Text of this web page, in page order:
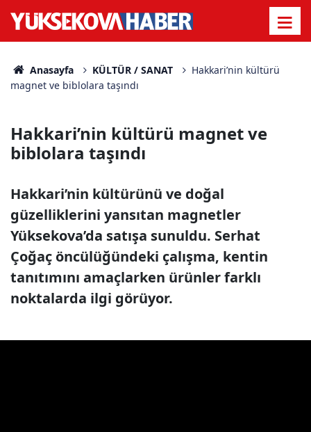
Anasayfa KÜLTÜR / SANAT
Hakkari’nin kültürü
magnet ve biblolara taşındı
Hakkari’nin kültürü magnet ve
biblolara taşındı
Hakkari’nin kültürünü ve doğal
güzelliklerini yansıtan magnetler
Yüksekova’da satışa sunuldu. Serhat
Çoğaç öncülüğündeki çalışma, kentin
tanıtımını amaçlarken ürünler farklı
noktalarda ilgi görüyor.